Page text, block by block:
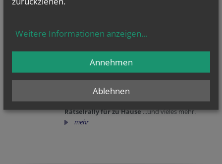
wenn sie von mehreren Kindern und/oder
Ministrant:innen gesammelt, die man auch alleine
zu Hause oder mit Eltern und/oder Geschwistern
spielen kann. Aber natürlich auch in der
Gruppenstunde gemeinsam.
So etwa Klassiker wieQuartett
Ministrant/innenkarten), einMini-Domino,
Ministrant/innen Begriffen, ein
Kreuzworträtsel, einKirchenreisepiel,
Rätselrally für zu Hause...und vieles mehr.
mehr
Weitere Informationen anzeigen...
Ablehnen
Annehmen